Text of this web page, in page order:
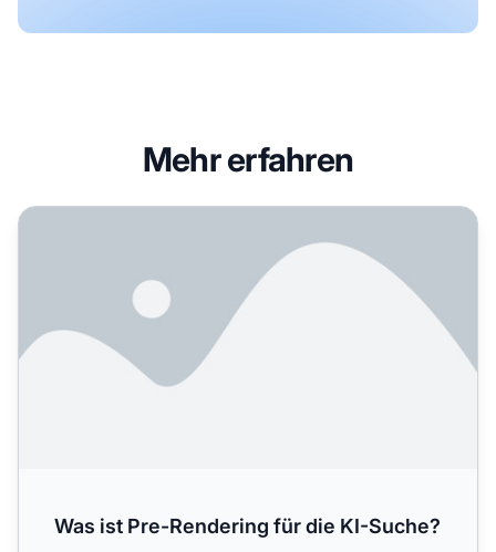
Mehr erfahren
Was ist Pre-Rendering für die KI-Suche?
Was ist Pre-Rendering für die KI-Suche?